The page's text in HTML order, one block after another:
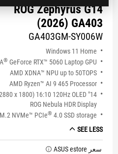
ROG Zephyrus G14
(2026) GA403
GA403GM-SY006W
Windows 11 Home
® GeForce RTX™ 5060 Laptop GPU
AMD XDNA™ NPU up to 50TOPS
AMD Ryzen™ AI 9 465 Processor
(2880 x 1800) 16:10 120Hz OLED
ROG Nebula HDR Display
NVMe™ PCIe® 4.0 SSD storage
SEE LESS
سعر ASUS estore tooltip